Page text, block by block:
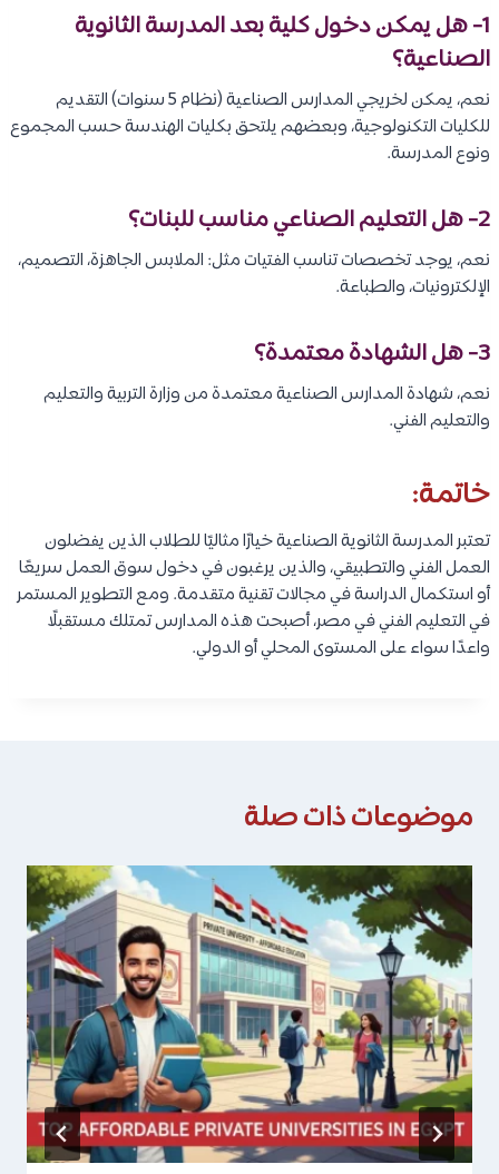
1- هل يمكن دخول كلية بعد المدرسة الثانوية
الصناعية؟
نعم، يمكن لخريجي المدارس الصناعية (نظام 5 سنوات) التقديم
للكليات التكنولوجية، وبعضهم يلتحق بكليات الهندسة حسب المجموع
ونوع المدرسة.
2- هل التعليم الصناعي مناسب للبنات؟
نعم، يوجد تخصصات تناسب الفتيات مثل: الملابس الجاهزة، التصميم،
الإلكترونيات، والطباعة.
3- هل الشهادة معتمدة؟
نعم، شهادة المدارس الصناعية معتمدة من وزارة التربية والتعليم
والتعليم الفني.
خاتمة:
تعتبر المدرسة الثانوية الصناعية خيارًا مثاليًا للطلاب الذين يفضلون
العمل الفني والتطبيقي، والذين يرغبون في دخول سوق العمل سريعًا
أو استكمال الدراسة في مجالات تقنية متقدمة. ومع التطوير المستمر
في التعليم الفني في مصر، أصبحت هذه المدارس تمتلك مستقبلًا
واعدًا سواء على المستوى المحلي أو الدولي.
موضوعات ذات صلة